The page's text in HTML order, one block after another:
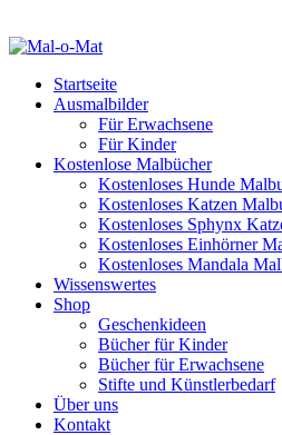
Startseite
Ausmalbilder
Für Erwachsene
Für Kinder
Kostenlose Malbücher
Kostenloses Hunde
Kostenloses Katzen
Kostenloses Sphynx
Kostenloses Einhörner
Kostenloses Mandala
Wissenswertes
Shop
Geschenkideen
Bücher für Kinder
Bücher für Erwachsene
Stifte und Künstlerbedarf
Über uns
Kontakt